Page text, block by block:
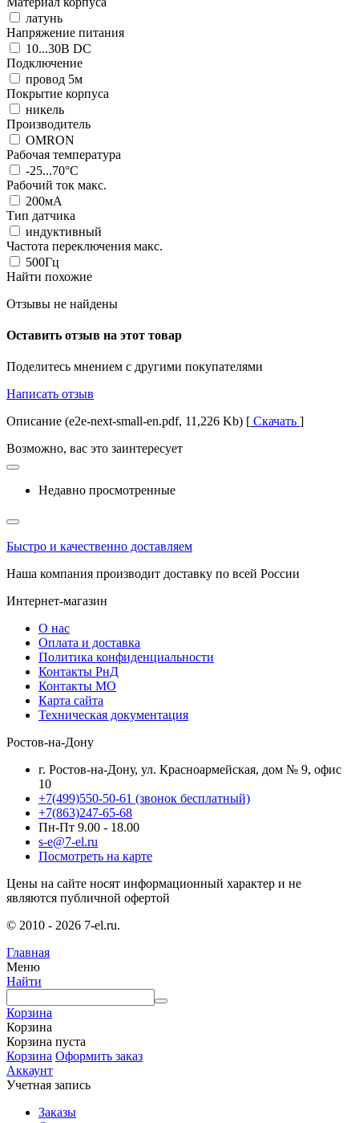
латунь
Напряжение питания
10...30В DC
Подключение
провод 5м
Покрытие корпуса
никель
Производитель
OMRON
Рабочая температура
-25...70°C
Рабочий ток макс.
200мА
Тип датчика
индуктивный
Частота переключения макс.
500Гц
Найти похожие
Отзывы не найдены
Оставить отзыв на этот товар
Поделитесь мнением с другими покупателями
Написать отзыв
Описание (e2e-next-small-en.pdf, 11,226 Kb) [ Скачать ]
Возможно, вас это заинтересует
Недавно просмотренные
Быстро и качественно доставляем
Наша компания производит доставку по всей России
Интернет-магазин
О нас
Оплата и доставка
Политика конфиденциальности
Контакты РнД
Контакты МО
Карта сайта
Техническая документация
Ростов-на-Дону
г. Ростов-на-Дону, ул. Красноармейская, дом № 9, офис
10
+7(499)550-50-61 (звонок бесплатный)
+7(863)247-65-68
Пн-Пт 9.00 - 18.00
s-e@7-el.ru
Посмотреть на карте
Цены на сайте носят информационный характер и не
являются публичной офертой
© 2010 - 2026 7-el.ru.
Главная
Меню
Найти
Корзина
Корзина
Корзина пуста
Корзина Оформить заказ
Аккаунт
Учетная запись
Заказы